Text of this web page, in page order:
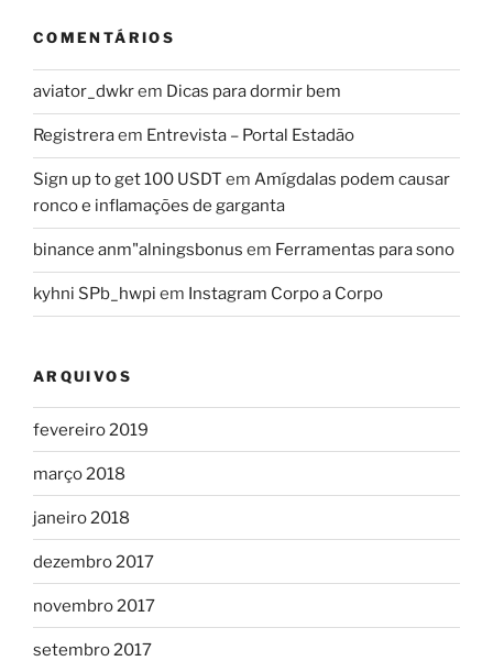
COMENTÁRIOS
aviator_dwkrem Dicas para dormir bem
Registreraem Entrevista – Portal Estadão
Sign up to get 100 USDT em Amígdalas podem causar
ronco e inflamações de garganta
binance anm"alningsbonus em Ferramentas para sono
kyhni SPb_hwpi em Instagram Corpo a Corpo
ARQUIVOS
fevereiro 2019
março 2018
janeiro 2018
dezembro 2017
novembro 2017
setembro 2017